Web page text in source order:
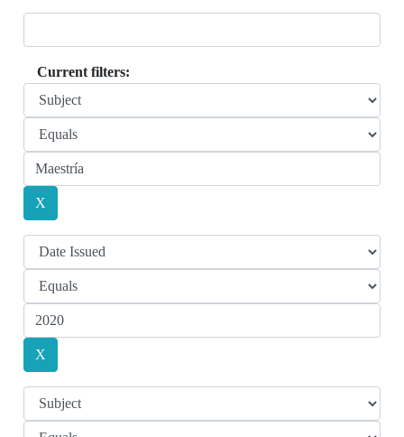
Current filters: